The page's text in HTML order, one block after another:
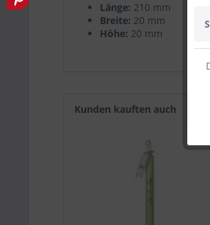
Länge: 210 mm
Breite: 20 mm
Höhe: 20 mm
Kunden kauften auch